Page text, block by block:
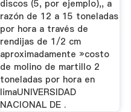
discos (5, por ejemplo),, a
razón de 12 a 15 toneladas
por hora a través de
rendijas de 1/2 cm
aproximadamente »costo
de molino de martillo 2
toneladas por hora en
limaUNIVERSIDAD
NACIONAL DE .